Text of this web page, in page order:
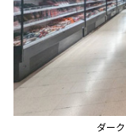
ダー